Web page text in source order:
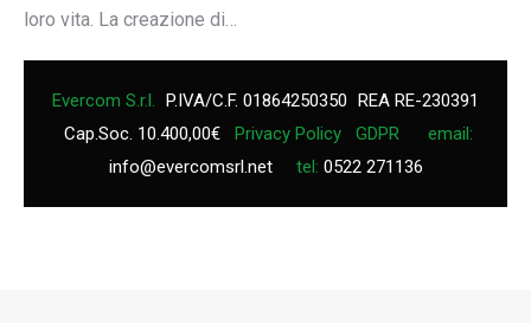
loro vita. La creazione di…
Evercom S.r.l. P.IVA/C.F. 01864250350
REA RE-230391
Cap.Soc. 10.400,00€
Privacy Policy GDPR
email:
info@evercomsrl.net
tel: 0522 271136